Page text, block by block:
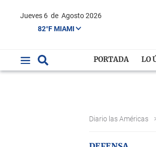
Jueves 6 de Agosto 2026
82°F MIAMI
PORTADA LO
Diario las Américas